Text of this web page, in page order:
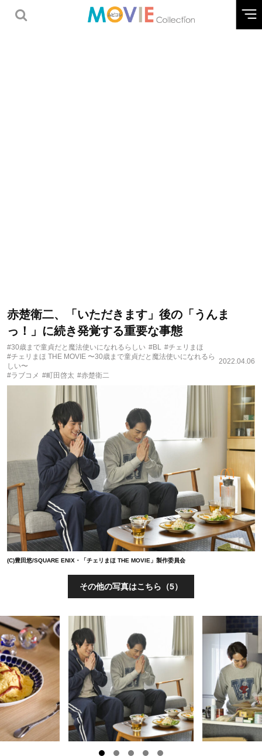
赤楚衛二、「いただきます」後の「うんま
っ！」に続き発覚する重要な事態
#30歳まで童貞だと魔法使いになれるらしい #BL #チェリまほ
#チェリまほ THE MOVIE 〜30歳まで童貞だと魔法使いになれるら
しい〜
#ラブコメ #町田啓太 #赤楚衛二
2022.04.06
(C)豊田悠/SQUARE ENIX・「チェリまほ THE MOVIE」製作委員会
その他の写真はこちら（5）